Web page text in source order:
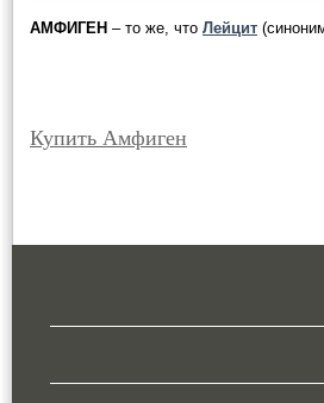
АМФИГЕН – то же, что Лейцит
Купить Амфиген